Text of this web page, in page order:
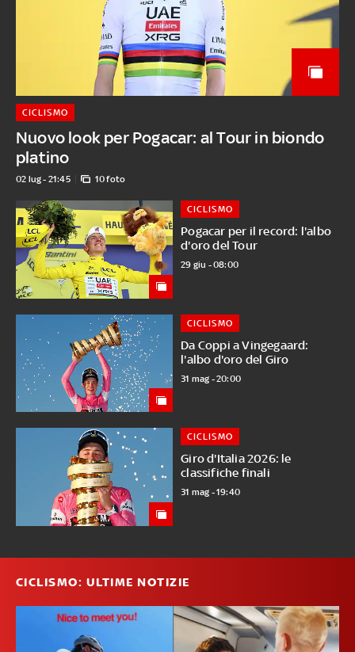
Nuovo look per Pogacar: al Tour in biondo
platino
CICLISMO
02 lug - 21:45 10 foto
Pogacar per il record: l'albo
d'oro del Tour
CICLISMO
29 giu - 08:00
Da Coppi a Vingegaard:
l'albo d'oro del Giro
CICLISMO
31 mag - 20:00
Giro d'Italia 2026: le
classifiche finali
CICLISMO
31 mag - 19:40
CICLISMO: ULTIME NOTIZIE